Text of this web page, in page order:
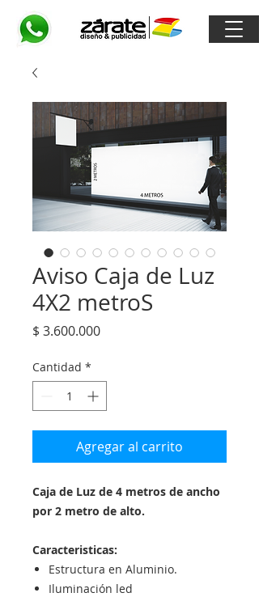
Aviso Caja de Luz
4X2 metroS
$ 3.600.000Precio
Cantidad *
Agregar al carrito
Caja de Luz de 4 metros de ancho
por 2 metro de alto.
Caracteristicas:
Estructura en Aluminio.
Iluminación led